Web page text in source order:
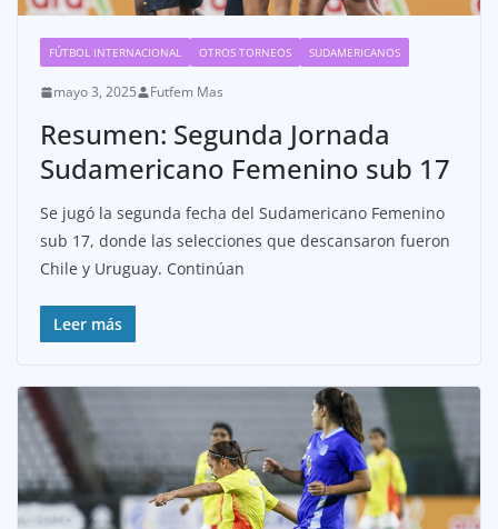
FÚTBOL INTERNACIONAL OTROS TORNEOS SUDAMERICANOS
mayo 3, 2025 Futfem Mas
Resumen: Segunda Jornada
Sudamericano Femenino sub 17
Se jugó la segunda fecha del Sudamericano Femenino
sub 17, donde las selecciones que descansaron fueron
Chile y Uruguay. Continúan
Leer más